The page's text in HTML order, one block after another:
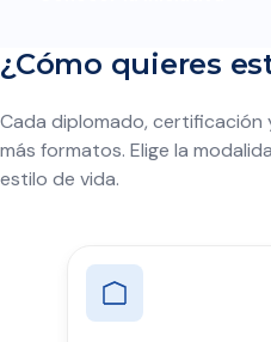
¿Cómo quieres
Cada diplomado, certificación
más formatos. Elige la
estilo de vida.